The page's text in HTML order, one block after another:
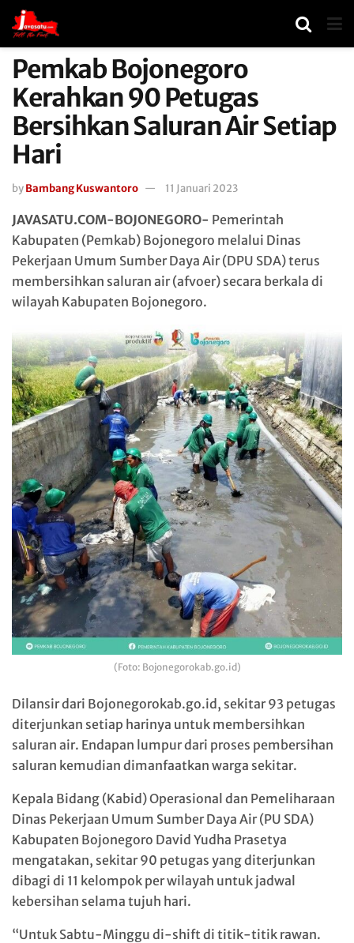
Pemkab Bojonegoro
Kerahkan 90 Petugas
Bersihkan Saluran Air Setiap
Hari
byBambang Kuswantoro 11 Januari 2023
JAVASATU.COM-BOJONEGORO- Pemerintah
Kabupaten (Pemkab) Bojonegoro melalui Dinas
Pekerjaan Umum Sumber Daya Air (DPU SDA) terus
membersihkan saluran air (afvoer) secara berkala di
wilayah Kabupaten Bojonegoro.
(Foto: Bojonegorokab.go.id)
Dilansir dari Bojonegorokab.go.id, sekitar 93 petugas
diterjunkan setiap harinya untuk membersihkan
saluran air. Endapan lumpur dari proses pembersihan
saluran kemudian dimanfaatkan warga sekitar.
Kepala Bidang (Kabid) Operasional dan Pemeliharaan
Dinas Pekerjaan Umum Sumber Daya Air (PU SDA)
Kabupaten Bojonegoro David Yudha Prasetya
mengatakan, sekitar 90 petugas yang diterjunkan
dibagi di 11 kelompok per wilayah untuk jadwal
kebersihan selama tujuh hari.
“Untuk Sabtu-Minggu di-shift di titik-titik rawan.